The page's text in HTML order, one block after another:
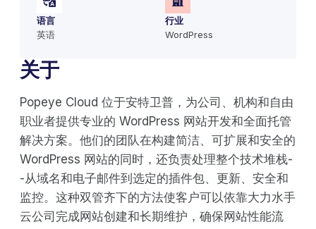
语言
英语
行业
WordPress
关于
Popeye Cloud 位于安特卫普，为公司、机构和自由
职业者提供专业的 WordPress 网站开发和全面托管
解决方案。他们的团队在构建简洁、可扩展和安全的
WordPress 网站的同时，还负责处理整个技术堆栈-
-从域名和电子邮件到选定的插件包、更新、安全和
监控。这种双管齐下的方法使客户可以依靠大力水手
云公司完成网站创建和长期维护，确保网站性能流